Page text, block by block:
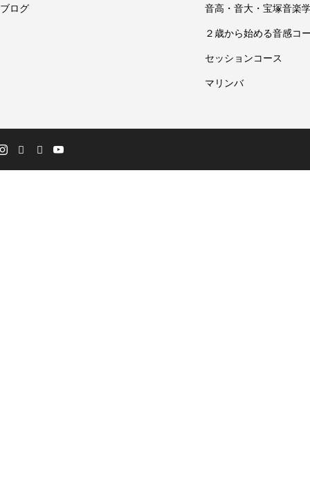
ブログ 音高・音大・宝塚音楽
２歳から始める音感コ
セッションコース
マリンバ